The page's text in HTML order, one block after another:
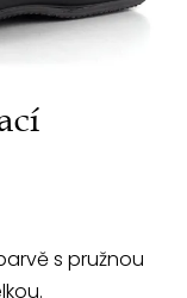
s pružnou